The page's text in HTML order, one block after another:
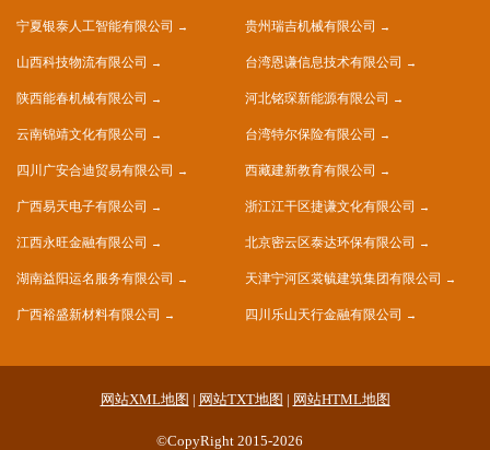
宁夏银泰人工智能有限公司 贵州瑞吉机械有限公司
山西科技物流有限公司 台湾恩谦信息技术有限公司
陕西能春机械有限公司 河北铭琛新能源有限公司
云南锦靖文化有限公司 台湾特尔保险有限公司
四川广安合迪贸易有限公司 西藏建新教育有限公司
广西易天电子有限公司 浙江江干区捷谦文化有限公司
江西永旺金融有限公司 北京密云区泰达环保有限公司
湖南益阳运名服务有限公司 天津宁河区裳毓建筑集团有限公司
广西裕盛新材料有限公司 四川乐山天行金融有限公司
网站XML地图 | 网站TXT地图 | 网站HTML地图
©CopyRight 2015-2026